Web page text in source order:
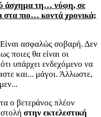
άσχημα τη… νύφη, σε
στα πιο… κοντά χρονικά;
Είναι ασφαλώς σοβαρή. Δεν
ποιες θα είναι οι
υπάρχει ενδεχόμενο να
και... μάγοι. Άλλωστε,
ο βετεράνος πλέον
στην εκτελεστική